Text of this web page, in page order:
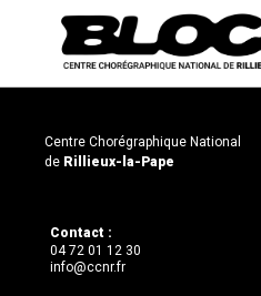
Centre Chorégraphique National
de Rillieux-la-Pape
Contact :
04 72 01 12 30
info@ccnr.fr